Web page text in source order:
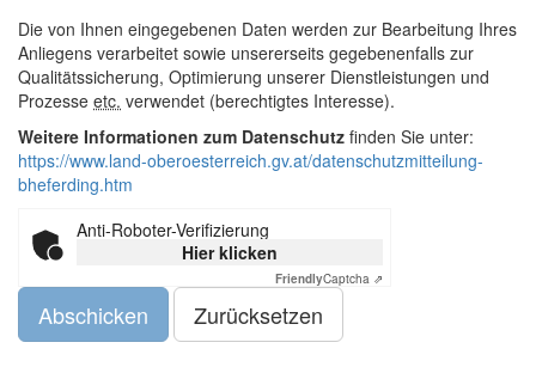
Die von Ihnen eingegebenen Daten werden zur Bearbeitung Ihres
Anliegens verarbeitet sowie unsererseits gegebenenfalls zur
Qualitätssicherung, Optimierung unserer Dienstleistungen und
Prozesse etc. verwendet (berechtigtes Interesse).
Weitere Informationen zum Datenschutz finden Sie unter:
https://www.land-oberoesterreich.gv.at/datenschutzmitteilung-
bheferding.htm
Anti-Roboter-Verifizierung
Hier klicken
FriendlyCaptcha ⇗
Abschicken